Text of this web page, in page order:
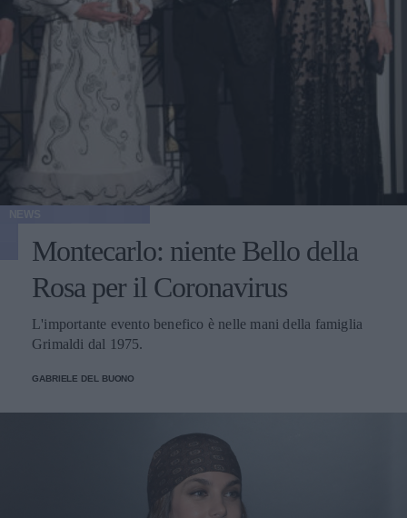
Montecarlo: niente Bello della
Rosa per il Coronavirus
L'importante evento benefico è nelle mani della famiglia
Grimaldi dal 1975.
GABRIELE DEL BUONO